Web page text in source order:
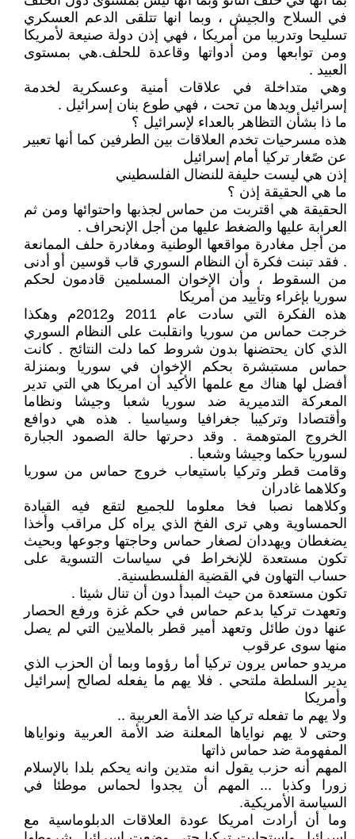
في السلاح والجيش ، وبما انها تتلقى الدعم العسكري
تسليحا وتدريبا من أمريكا ، فهي إذن دولة صنيعة لأمريكا
ومن توابعها ومن أدواتها وقاعدة للحلف.هي بمستوى
العبيد .
وهي متداخلة في علاقات أمنية وعسكرية لخدمة
إسرائيل ويدها من تحت ، فهي طوع بنان إسرائيل .
ما ذا بشأن التظاهر بالعداء لإسرائيل ؟
هذه مسرحيات تخدم العلاقات بين الطرفين كما أنها تعبير
عن صًغار تركيا أمام إسرائيل
إذن هي ليست حليفة للنضال الفلسطيني
ما هي الحقيقة إذن ؟
الحقيقة هي اقتربت من حماس لجذبها واحتوائها ومن ثم
العرابة عليها والضغط عليها من أجل الإنحراف .
من أجل مغادرة مواقعها الوطنية ومغادرة حلف الممانعة
. فقد تبنت فكرة أن النظام السوري قاب قوسين أو أدنى
من السقوط ، وأن الإخوان المسلمين قادمون لحكم
سوريا بإغراء وتأييد من أمريكا
هذه الفكرة التي سادت عام 2011 و2012م وهكذا
خرجت حماس من سوريا وانقلبت على النظام السوري
الذي كان يحتضنها بدون شروط كما دلت النتائج . كانت
حماس مستبشرة بحكم الإخوان في سوريا وبمنزلة
أفضل لها هناك مع علمها الأكيد أن امريكا هي التي تدير
المعركة التدميرية ضد سوريا شعبا وجيشا ونظاما
وأقتصادا وتركيبا جغرافيا وسياسيا . هذه هي دوافع
الخروج المتوهمة . وقد دحرتها حالة الصمود الجبارة
لسوريا حكما وجيشا وشعبا .
وقامت قطر وتركيا باستيعاب خروج حماس من سوريا
وكلاهما غادران
وكلاهما نصبا فخا معلوما للجميع لتقع فيه القيادة
الحمساوية وهي ترى الفخ الذي يراه كل مراقب وأخذا
يضغطان ويهددان لصغار حماس وحاجتها وجوعها وبحيث
تكون مستعدة للإنخراط في سياسات التسوية على
حساب التهاون في القضية الفلسطسنية.
تكون مستعدة من حيث المبدأ دون أن تنال شيئا .
وتعهدت تركيا بدعم حماس في حكم غزة ورفع الحصار
عنها دون طائل وتعهد أمير قطر بالملايين التي لم يصل
منها سوى عرقوب
مريدو حماس يرون تركيا أما رؤوما وبما أن الحزب الذي
يدير السلطة ملتحي . فلا يهم ما يفعله لصالح إسرائيل
وأمريكا
ولا يهم ما تفعله تركيا ضد الأمة العربية ..
وحتى لا يهم نواياها المعلنة ضد الأمة العربية ونواياها
المفهومة ضد حماس ذاتها
المهم أنه حزب يقول انه متدين وانه يحكم بلدا بالإسلام
زورا وكذبا ... المهم أن يجدوا لحماس موطئا في
السياسة الأمريكية.
وما أن أرادت امريكا عودة العلاقات الدبلوماسية مع